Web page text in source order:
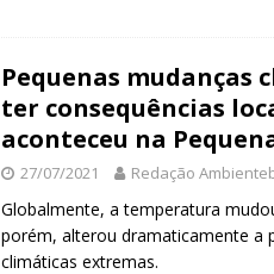
Pequenas mudanças
ter consequências
aconteceu na
27/07/2021 Redação
Globalmente, a temperatura
porém, alterou dramaticamente a
climáticas extremas.